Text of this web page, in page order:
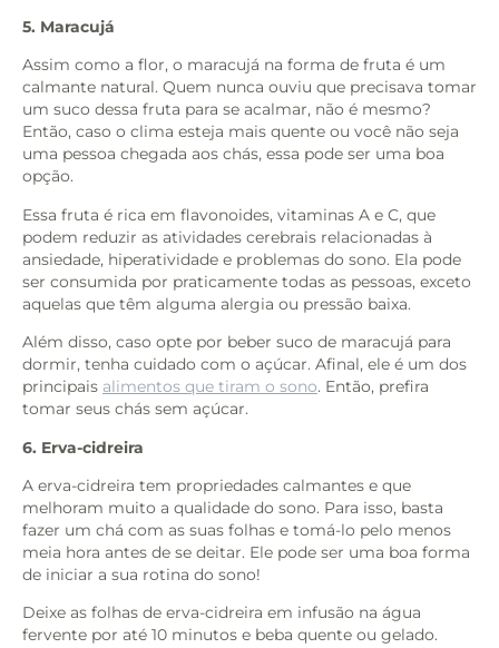
5. Maracujá
Assim como a flor, o maracujá na forma de fruta é um
calmante natural. Quem nunca ouviu que precisava tomar
um suco dessa fruta para se acalmar, não é mesmo?
Então, caso o clima esteja mais quente ou você não seja
uma pessoa chegada aos chás, essa pode ser uma boa
opção.
Essa fruta é rica em flavonoides, vitaminas A e C, que
podem reduzir as atividades cerebrais relacionadas à
ansiedade, hiperatividade e problemas do sono. Ela pode
ser consumida por praticamente todas as pessoas, exceto
aquelas que têm alguma alergia ou pressão baixa.
Além disso, caso opte por beber suco de maracujá para
dormir, tenha cuidado com o açúcar. Afinal, ele é um dos
principais alimentos que tiram o sono. Então, prefira
tomar seus chás sem açúcar.
6. Erva-cidreira
A erva-cidreira tem propriedades calmantes e que
melhoram muito a qualidade do sono. Para isso, basta
fazer um chá com as suas folhas e tomá-lo pelo menos
meia hora antes de se deitar. Ele pode ser uma boa forma
de iniciar a sua rotina do sono!
Deixe as folhas de erva-cidreira em infusão na água
fervente por até 10 minutos e beba quente ou gelado.